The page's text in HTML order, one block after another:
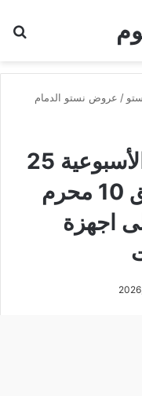
/ عروض نستو الدمام
عروض نستو الدمام الأسبوعية 25
يونيو 2026 الموافق 10 محرم
اجهزة